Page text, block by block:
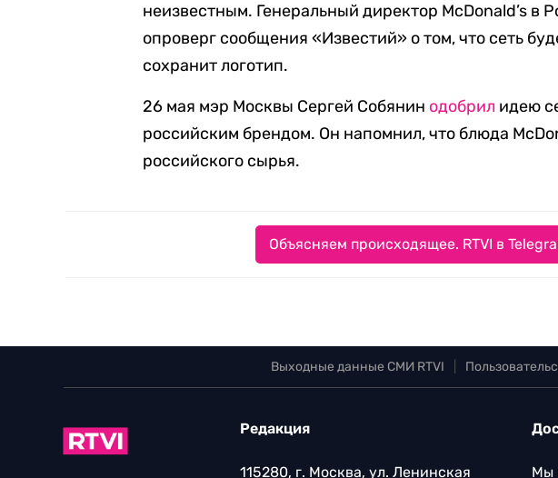
неизвестным. Генеральный директор McDonald’s в
опроверг сообщения «Известий» о том, что сеть
сохранит логотип.
26 мая мэр Москвы Сергей Собянин одобрил идею
российским брендом. Он напомнил, что блюда
российского сырья.
Объясняем происходящее. RTVI в
Выходные данные СМИ RTVI
Редакция
115280, г. Москва, ул. Ленинская Мы